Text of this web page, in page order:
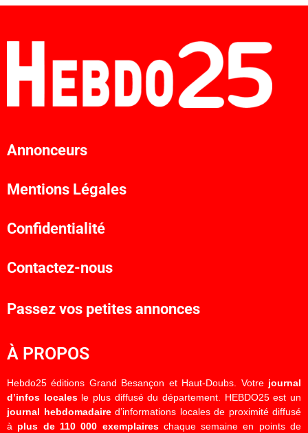
Annonceurs
Mentions Légales
Confidentialité
Contactez-nous
Passez vos petites annonces
À PROPOS
Hebdo25 éditions Grand Besançon et Haut-Doubs. Votre journal
d’infos localesle plus diffusé du département. HEBDO25 est un
journal hebdomadaired’informations locales de proximité diffusé
à plus de 110 000 exemplaireschaque semaine en points de